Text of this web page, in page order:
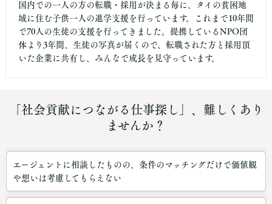
国内での一人の方の転職・採用が決まる毎に、タイの貧困地
域に住む子供一人の進学支援を行っています。これまで10年間
で70人の生徒の支援を行ってきました。提携しているNPO団
体より3年間、生徒の写真が届くので、転職された方と採用頂
いた企業に共有し、みんなで成長を見守っています。
「社会貢献につながる仕事探し」、難しくあり
ませんか？
エージェントに相談したものの、条件のマッチングだけで価値観
や想いは考慮してもらえない